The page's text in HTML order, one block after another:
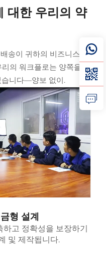
대한 우리의 약
송이 귀하의 비즈니스에
의 워크플로는 양쪽을 모
습니다—양보 없이.
형 설계
고 정확성을 보장하기
및 제작됩니다.